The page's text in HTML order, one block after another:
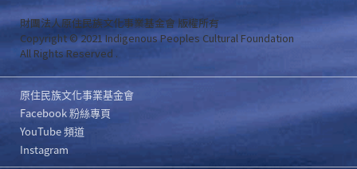
財團法人原住民族文化事業基金會 版權所有
Copyright © 2021 Indigenous Peoples Cultural Foundation
All Rights Reserved .
原住民族文化事業基金會
Facebook 粉絲專頁
YouTube 頻道
Instagram